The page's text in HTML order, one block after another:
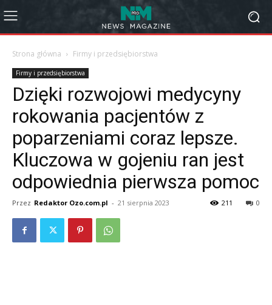
Strona główna Firmy i przedsiębiorstwa
Firmy i przedsiębiorstwa
Dzięki rozwojowi medycyny
rokowania pacjentów z
poparzeniami coraz lepsze.
Kluczowa w gojeniu ran jest
odpowiednia pierwsza pomoc
Przez Redaktor Ozo.com.pl - 21 sierpnia 2023 0
211